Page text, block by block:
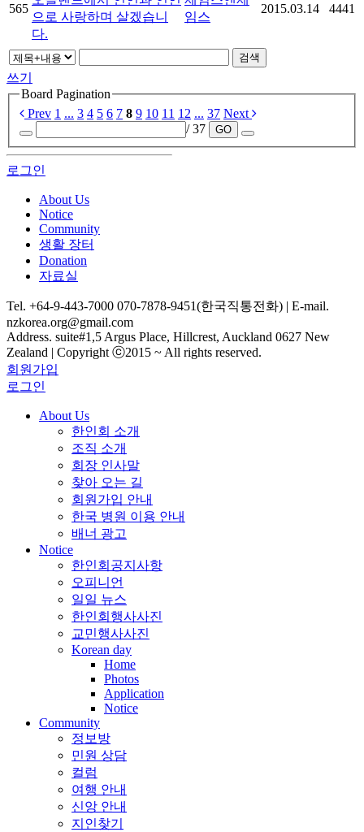
565
으로 사랑하며 살겠습니
다.
임스
2015.03.14 4441
검색
쓰기
Board Pagination
Prev 1 ... 3 4 5 6 7 8 9 10 11 12 ... 37 Next
/ 37
GO
로그인
About Us
Notice
Community
생활 장터
Donation
자료실
Tel. +64-9-443-7000 070-7878-9451(한국직통전화) | E-mail.
nzkorea.org@gmail.com
Address. suite#1,5 Argus Place, Hillcrest, Auckland 0627 New
Zealand | Copyright ⓒ2015 ~ All rights reserved.
회원가입
로그인
About Us
한인회 소개
조직 소개
회장 인사말
찾아 오는 길
회원가입 안내
한국 병원 이용 안내
배너 광고
Notice
한인회공지사항
오피니언
일일 뉴스
한인회행사사진
교민행사사진
Korean day
Home
Photos
Application
Notice
Community
정보방
민원 상담
컬럼
여행 안내
신앙 안내
지인찾기